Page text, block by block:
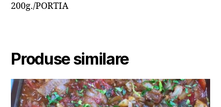
200g./PORTIA
Produse similare